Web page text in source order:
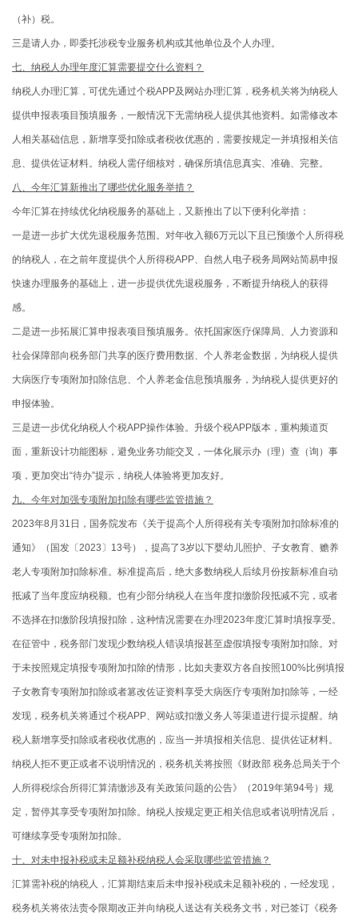
（补）税。
三是请人办，即委托涉税专业服务机构或其他单位及个人办理。
七、纳税人办理年度汇算需要提交什么资料？
纳税人办理汇算，可优先通过个税APP及网站办理汇算，税务机关将为纳税人
提供申报表项目预填服务，一般情况下无需纳税人提供其他资料。如需修改本
人相关基础信息，新增享受扣除或者税收优惠的，需要按规定一并填报相关信
息、提供佐证材料。纳税人需仔细核对，确保所填信息真实、准确、完整。
八、今年汇算新推出了哪些优化服务举措？
今年汇算在持续优化纳税服务的基础上，又新推出了以下便利化举措：
一是进一步扩大优先退税服务范围。对年收入额6万元以下且已预缴个人所得税
的纳税人，在之前年度提供个人所得税APP、自然人电子税务局网站简易申报
快速办理服务的基础上，进一步提供优先退税服务，不断提升纳税人的获得
感。
二是进一步拓展汇算申报表项目预填服务。依托国家医疗保障局、人力资源和
社会保障部向税务部门共享的医疗费用数据、个人养老金数据，为纳税人提供
大病医疗专项附加扣除信息、个人养老金信息预填服务，为纳税人提供更好的
申报体验。
三是进一步优化纳税人个税APP操作体验。升级个税APP版本，重构频道页
面，重新设计功能图标，避免业务功能交叉，一体化展示办（理）查（询）事
项，更加突出“待办”提示，纳税人体验将更加友好。
九、今年对加强专项附加扣除有哪些监管措施？
2023年8月31日，国务院发布《关于提高个人所得税有关专项附加扣除标准的
通知》（国发〔2023〕13号），提高了3岁以下婴幼儿照护、子女教育、赡养
老人专项附加扣除标准。标准提高后，绝大多数纳税人后续月份按新标准自动
抵减了当年度应纳税额。也有少部分纳税人在当年度扣缴阶段抵减不完，或者
不选择在扣缴阶段填报扣除，这种情况需要在办理2023年度汇算时填报享受。
在征管中，税务部门发现少数纳税人错误填报甚至虚假填报专项附加扣除。对
于未按照规定填报专项附加扣除的情形，比如夫妻双方各自按照100%比例填报
子女教育专项附加扣除或者篡改佐证资料享受大病医疗专项附加扣除等，一经
发现，税务机关将通过个税APP、网站或扣缴义务人等渠道进行提示提醒。纳
税人新增享受扣除或者税收优惠的，应当一并填报相关信息、提供佐证材料。
纳税人拒不更正或者不说明情况的，税务机关将按照《财政部 税务总局关于个
人所得税综合所得汇算清缴涉及有关政策问题的公告》（2019年第94号）规
定，暂停其享受专项附加扣除。纳税人按规定更正相关信息或者说明情况后，
可继续享受专项附加扣除。
十、对未申报补税或未足额补税纳税人会采取哪些监管措施？
汇算需补税的纳税人，汇算期结束后未申报补税或未足额补税的，一经发现，
税务机关将依法责令限期改正并向纳税人送达有关税务文书，对已签订《税务